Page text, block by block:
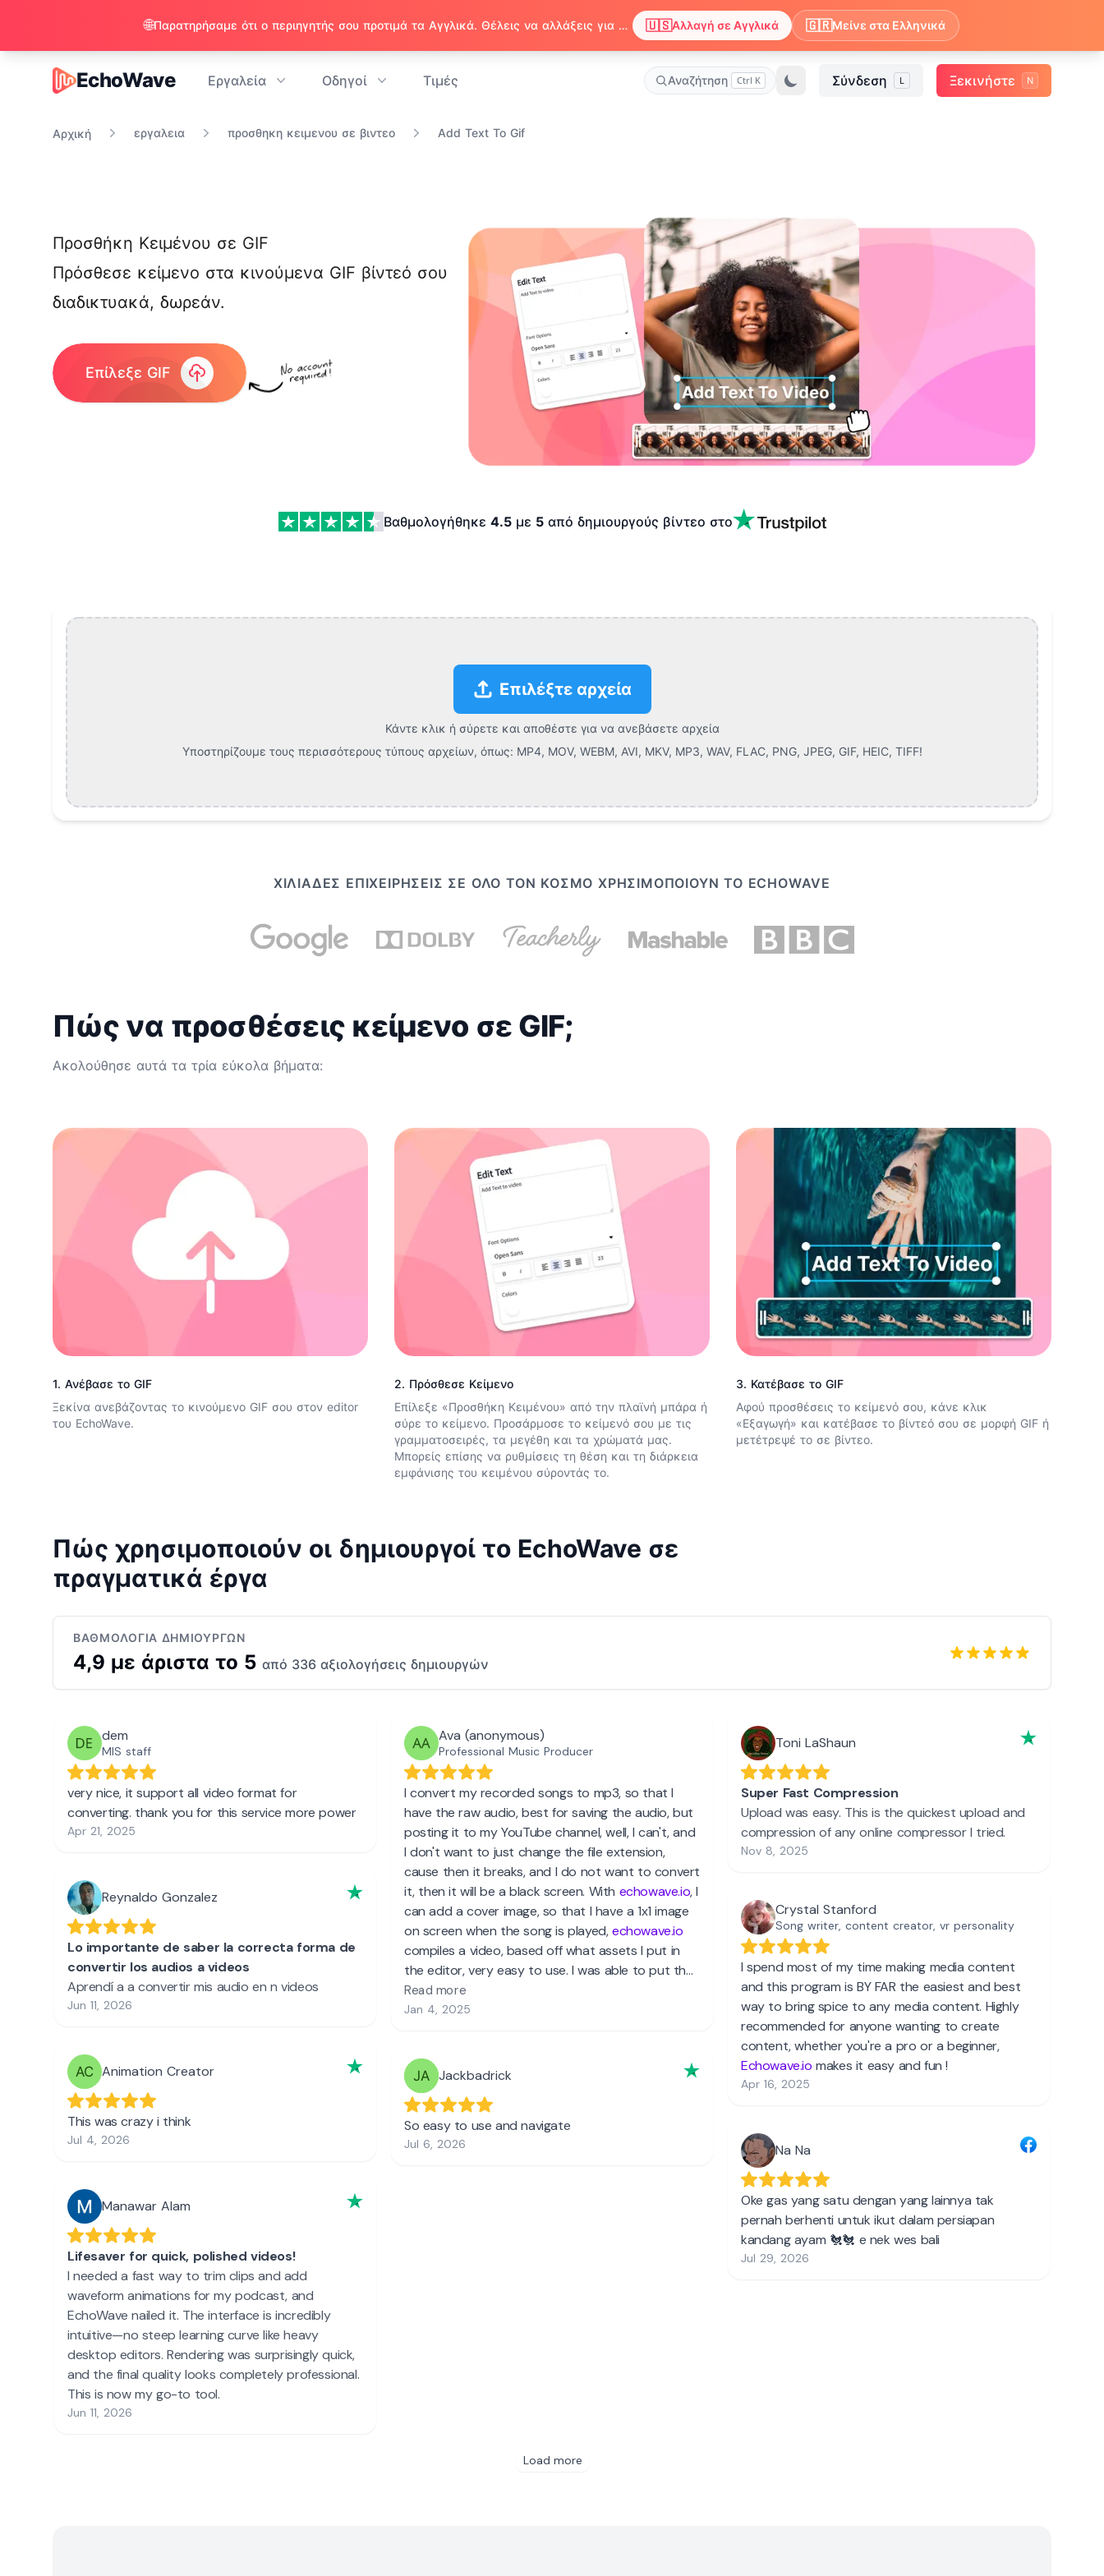
EchoWave
EchoWave Εργαλεία Οδηγοί Τιμές Αναζήτηση Ctrl K Σύνδεση L Ξεκινήστε N
Αρχική εργαλεια προσθηκη κειμενου σε βιντεο Add Text To Gif
Προσθήκη Κειμένου σε GIF
Πρόσθεσε κείμενο στα κινούμενα GIF βίντεό σου
διαδικτυακά, δωρεάν.
Επίλεξε GIF
Βαθμολογήθηκε 4.5 με 5 από δημιουργούς βίντεο στο
Επιλέξτε αρχεία
Κάντε κλικ ή σύρετε και αποθέστε για να ανεβάσετε αρχεία
Υποστηρίζουμε τους περισσότερους τύπους αρχείων, όπως: MP4, MOV, WEBM, AVI, MKV, MP3, WAV, FLAC, PNG, JPEG, GIF, HEIC, TIFF!
ΧΙΛΙΆΔΕΣ ΕΠΙΧΕΙΡΉΣΕΙΣ ΣΕ ΌΛΟ ΤΟΝ ΚΌΣΜΟ ΧΡΗΣΙΜΟΠΟΙΟΎΝ ΤΟ ECHOWAVE
Πώς να προσθέσεις κείμενο σε GIF;
Ακολούθησε αυτά τα τρία εύκολα βήματα:
1. Ανέβασε το GIF
Ξεκίνα ανεβάζοντας το κινούμενο GIF σου στον editor
του EchoWave.
2. Πρόσθεσε Κείμενο
Επίλεξε «Προσθήκη Κειμένου» από την πλαϊνή μπάρα ή
σύρε το κείμενο. Προσάρμοσε το κείμενό σου με τις
γραμματοσειρές, τα μεγέθη και τα χρώματά μας.
Μπορείς επίσης να ρυθμίσεις τη θέση και τη διάρκεια
εμφάνισης του κειμένου σύροντάς το.
3. Κατέβασε το GIF
Αφού προσθέσεις το κείμενό σου, κάνε κλικ
«Εξαγωγή» και κατέβασε το βίντεό σου σε μορφή GIF ή
μετέτρεψέ το σε βίντεο.
Πώς χρησιμοποιούν οι δημιουργοί το EchoWave σε
πραγματικά έργα
ΒΑΘΜΟΛΟΓΊΑ ΔΗΜΙΟΥΡΓΏΝ
4,9 με άριστα το 5 από 336 αξιολογήσεις δημιουργών
🌐 Παρατηρήσαμε ότι ο περιηγητής σου προτιμά τα Αγγλικά. Θέλεις να αλλάξεις για να απολαμβάνεις περιεχόμενο στα Αγγλικά; 🇺🇸Αλλαγή σε Αγγλικά 🇬🇷Μείνε στα Ελληνικά